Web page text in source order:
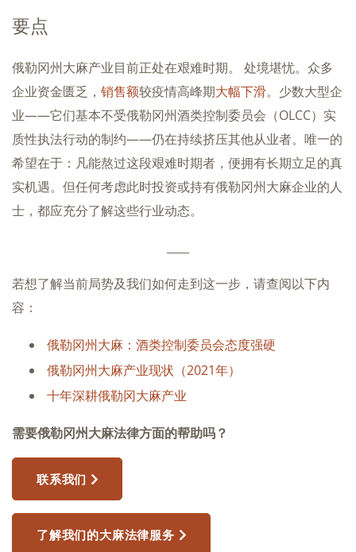
要点
俄勒冈州大麻产业目前正处在艰难时期。 处境堪忧。众多
企业资金匮乏， 销售额较疫情高峰期大幅下滑。少数大型企
业——它们基本不受俄勒冈州酒类控制委员会（OLCC）实
质性执法行动的制约——仍在持续挤压其他从业者。唯一的
希望在于：凡能熬过这段艰难时期者，便拥有长期立足的真
实机遇。但任何考虑此时投资或持有俄勒冈州大麻企业的人
士，都应充分了解这些行业动态。
若想了解当前局势及我们如何走到这一步，请查阅以下内
容：
俄勒冈州大麻：酒类控制委员会态度强硬
俄勒冈州大麻产业现状（2021年）
十年深耕俄勒冈大麻产业
需要俄勒冈州大麻法律方面的帮助吗？
联系我们
了解我们的大麻法律服务